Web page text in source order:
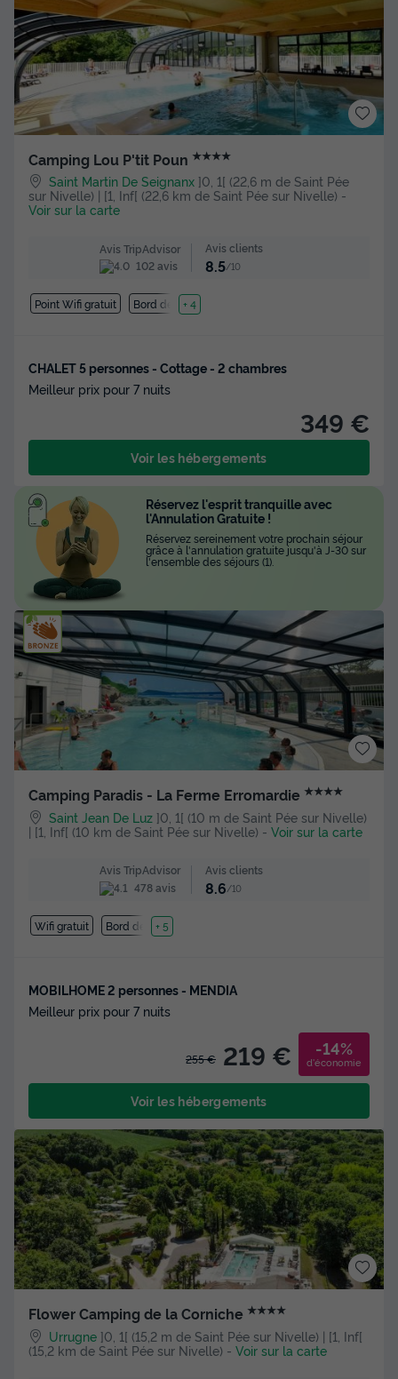
Camping Lou P'tit Poun ★★★★
Saint Martin De Seignanx ]0, 1[ (22,6 m de Saint Pée
sur Nivelle) | [1, Inf[ (22,6 km de Saint Pée sur Nivelle) -
Voir sur la carte
Avis TripAdvisor
102 avis
Avis clients
8.5/10
Point Wifi gratuit Bord de mer
+ 4
CHALET 5 personnes - Cottage - 2 chambres
Meilleur prix pour 7 nuits
349 €
Voir les hébergements
Camping Paradis - La Ferme Erromardie ★★★★
Saint Jean De Luz ]0, 1[ (10 m de Saint Pée sur Nivelle)
| [1, Inf[ (10 km de Saint Pée sur Nivelle) - Voir sur la carte
Avis TripAdvisor
478 avis
Avis clients
8.6/10
Wifi gratuit Bord de mer
+ 5
MOBILHOME 2 personnes - MENDIA
Meilleur prix pour 7 nuits
255 € 219 € -14%
d'économie
Voir les hébergements
Flower Camping de la Corniche ★★★★
Urrugne ]0, 1[ (15,2 m de Saint Pée sur Nivelle) | [1, Inf[
(15,2 km de Saint Pée sur Nivelle) - Voir sur la carte
Réservez l'esprit tranquille avec
l'Annulation Gratuite !
Réservez sereinement votre prochain séjour
grâce à l'annulation gratuite jusqu'à J-30 sur
l'ensemble des séjours (1).